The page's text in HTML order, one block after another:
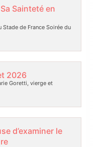
Sainteté en
Stade de France Soirée du
2026
Goretti, vierge et
d’examiner le